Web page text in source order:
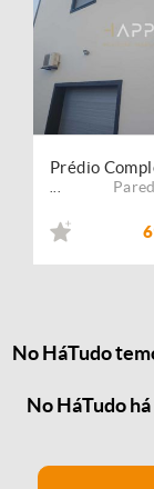
No HáTudo
No HáTudo